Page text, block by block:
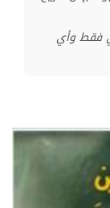
فقط وأي